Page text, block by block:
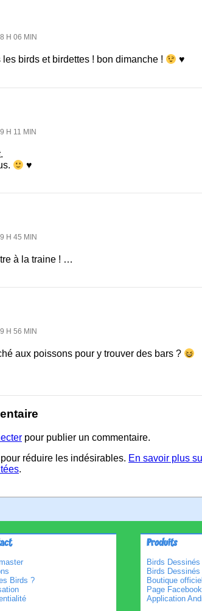
H 06 MIN
birds et birdettes ! bon dimanche ! ♥
H 11 MIN
♥
H 45 MIN
à la traine ! …
H 56 MIN
aux poissons pour y trouver des bars ?
pour publier un commentaire.
réduire les indésirables. En savoir plus
.
Birds ?
Produits
Birds
Birds
Boutique
Page Facebook
Application